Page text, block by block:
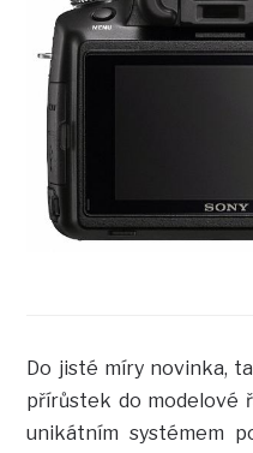
Do jisté míry novinka,
přírůstek do modelové
unikátním systémem